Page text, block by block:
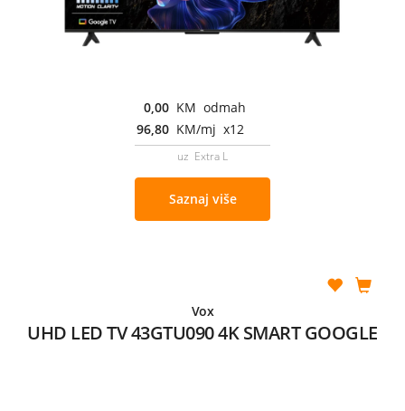
0,00 KM odmah
96,80 KM/mj x12
uz Extra L
Saznaj više
Vox
UHD LED TV 43GTU090 4K SMART GOOGLE